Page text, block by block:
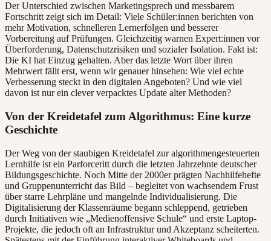
Der Unterschied zwischen Marketingsprech und messbarem
Fortschritt zeigt sich im Detail: Viele Schüler:innen berichten von
mehr Motivation, schnelleren Lernerfolgen und besserer
Vorbereitung auf Prüfungen. Gleichzeitig warnen Expert:innen vor
Überforderung, Datenschutzrisiken und sozialer Isolation. Fakt ist:
Die KI hat Einzug gehalten. Aber das letzte Wort über ihren
Mehrwert fällt erst, wenn wir genauer hinsehen: Wie viel echte
Verbesserung steckt in den digitalen Angeboten? Und wie viel
davon ist nur ein clever verpacktes Update alter Methoden?
Von der Kreidetafel zum Algorithmus: Eine kurze
Geschichte
Der Weg von der staubigen Kreidetafel zur algorithmengesteuerten
Lernhilfe ist ein Parforceritt durch die letzten Jahrzehnte deutscher
Bildungsgeschichte. Noch Mitte der 2000er prägten Nachhilfehefte
und Gruppenunterricht das Bild – begleitet von wachsendem Frust
über starre Lehrpläne und mangelnde Individualisierung. Die
Digitalisierung der Klassenräume begann schleppend, getrieben
durch Initiativen wie „Medienoffensive Schule“ und erste Laptop-
Projekte, die jedoch oft an Infrastruktur und Akzeptanz scheiterten.